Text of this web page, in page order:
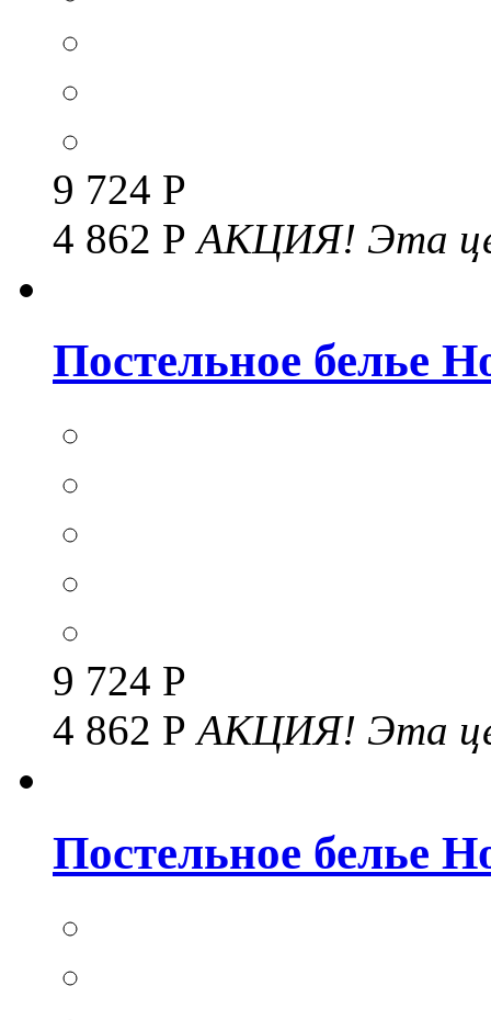
9 724 Р
4 862 Р АКЦИЯ! Эта
Постельное белье
9 724 Р
4 862 РАКЦИЯ! Эта
Постельное белье